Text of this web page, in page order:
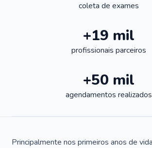
coleta de exames
+19 mil
profissionais parceiros
+50 mil
agendamentos realizados
Principalmente nos primeiros anos de